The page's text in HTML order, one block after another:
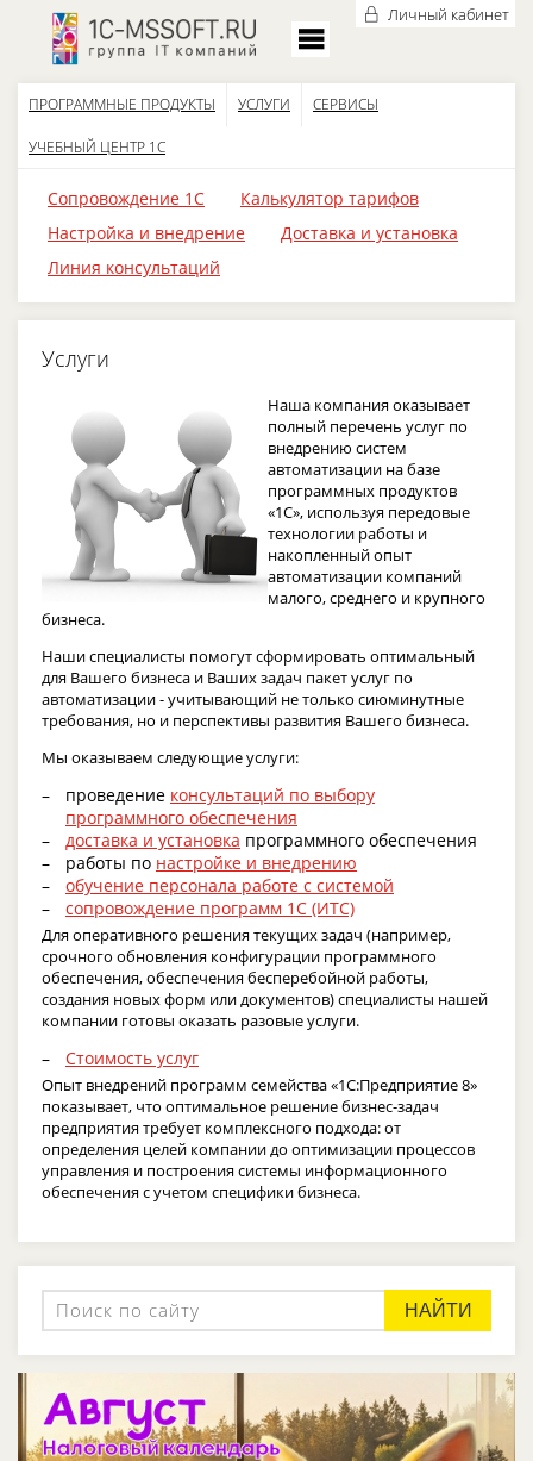
Личный кабинет
ПРОГРАММНЫЕ ПРОДУКТЫ УСЛУГИ СЕРВИСЫ
УЧЕБНЫЙ ЦЕНТР 1С
Cопровождение 1C
Калькулятор тарифов
Настройка и внедрение
Доставка и установка
Линия консультаций
Услуги
Наша компания оказывает
полный перечень услуг по
внедрению систем
автоматизации на базе
программных продуктов
«1С», используя передовые
технологии работы и
накопленный опыт
автоматизации компаний
малого, среднего и крупного
бизнеса.
Наши специалисты помогут сформировать оптимальный
для Вашего бизнеса и Ваших задач пакет услуг по
автоматизации - учитывающий не только сиюминутные
требования, но и перспективы развития Вашего бизнеса.
Мы оказываем следующие услуги:
проведение консультаций по выбору
программного обеспечения
доставка и установка программного обеспечения
работы по настройке и внедрению
обучение персонала работе с системой
сопровождение программ 1С (ИТС)
Для оперативного решения текущих задач (например,
срочного обновления конфигурации программного
обеспечения, обеспечения бесперебойной работы,
создания новых форм или документов) специалисты нашей
компании готовы оказать разовые услуги.
Стоимость услуг
Опыт внедрений программ семейства «1С:Предприятие 8»
показывает, что оптимальное решение бизнес-задач
предприятия требует комплексного подхода: от
определения целей компании до оптимизации процессов
управления и построения системы информационного
обеспечения с учетом специфики бизнеса.
НАЙТИ